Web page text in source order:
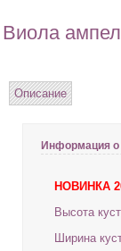
Виола
Описание
Информация о
НОВИНКА
Высота
Ширина